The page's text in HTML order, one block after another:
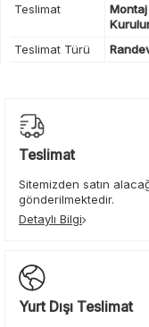
Teslimat
Teslimat Türü
Teslimat
Sitemizden satın
gönderilmektedir.
Detaylı Bilgi
Yurt Dışı Teslimat